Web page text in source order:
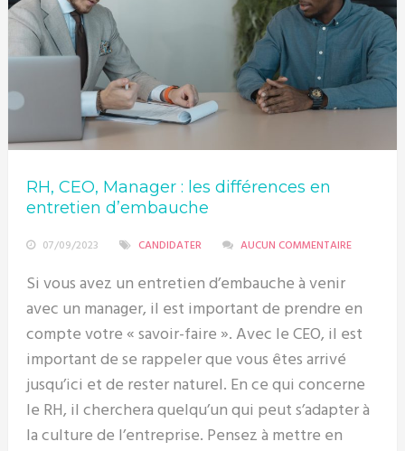
RH, CEO, Manager : les différences en
entretien d’embauche
07/09/2023 CANDIDATER AUCUN COMMENTAIRE
Si vous avez un entretien d’embauche à venir
avec un manager, il est important de prendre en
compte votre « savoir-faire ». Avec le CEO, il est
important de se rappeler que vous êtes arrivé
jusqu’ici et de rester naturel. En ce qui concerne
le RH, il cherchera quelqu’un qui peut s’adapter à
la culture de l’entreprise. Pensez à mettre en